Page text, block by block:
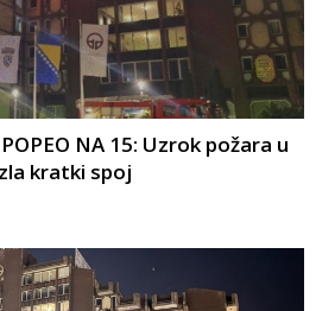
NA 15: Uzrok požara u
kratki spoj